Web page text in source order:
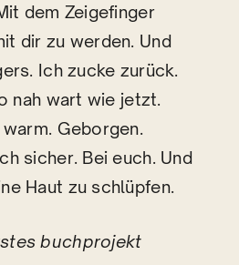
dem Zeigefinger
dir zu werden. Und
Ich zucke zurück.
nah wart wie jetzt.
Geborgen.
sicher. Bei euch. Und
Haut zu schlüpfen.
buchprojekt